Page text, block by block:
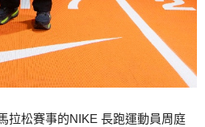
拉松賽事的NIKE 長跑運動員周庭